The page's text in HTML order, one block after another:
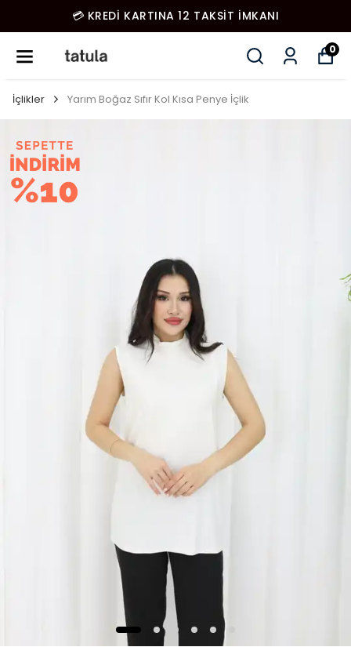
💳 KREDİ KARTINA 12 TAKSİT İMKANI
0
İçlikler Yarım Boğaz Sıfır Kol Kısa Penye İçlik